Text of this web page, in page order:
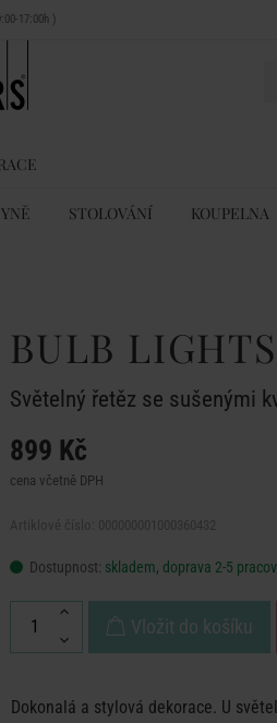
17:00h )
STOLOVÁNÍ KOUPELNA
BULB LIGHTS
Světelný řetěz se sušenými
899 Kč
cena včetně DPH
Dostupnost: skladem, doprava 2-5
Vložit do košíku
Dokonalá a stylová dekorace. U